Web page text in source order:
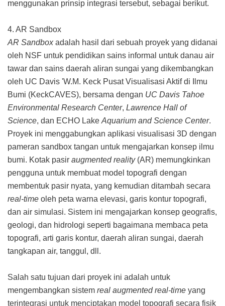
menggunakan prinsip integrasi tersebut, sebagai berikut.
4. AR Sandbox
AR Sandboxadalah hasil dari sebuah proyek yang didanai
oleh NSF untuk pendidikan sains informal untuk danau air
tawar dan sains daerah aliran sungai yang dikembangkan
oleh UC Davis 'W.M. Keck Pusat Visualisasi Aktif di Ilmu
Bumi (KeckCAVES), bersama dengan UC Davis Tahoe
Environmental Research Center, Lawrence Hall of
Science, dan ECHO Lake Aquarium and Science Center.
Proyek ini menggabungkan aplikasi visualisasi 3D dengan
pameran sandbox tangan untuk mengajarkan konsep ilmu
bumi. Kotak pasir augmented reality(AR) memungkinkan
pengguna untuk membuat model topografi dengan
membentuk pasir nyata, yang kemudian ditambah secara
real-time oleh peta warna elevasi, garis kontur topografi,
dan air simulasi. Sistem ini mengajarkan konsep geografis,
geologi, dan hidrologi seperti bagaimana membaca peta
topografi, arti garis kontur, daerah aliran sungai, daerah
tangkapan air, tanggul, dll.
Salah satu tujuan dari proyek ini adalah untuk
mengembangkan sistem real augmented real-time yang
terintegrasi untuk menciptakan model topografi secara fisik